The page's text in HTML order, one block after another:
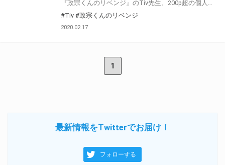
#Tiv #政宗くんのリベンジ
2020.02.17
1
最新情報をTwitterでお届け！
フォローする